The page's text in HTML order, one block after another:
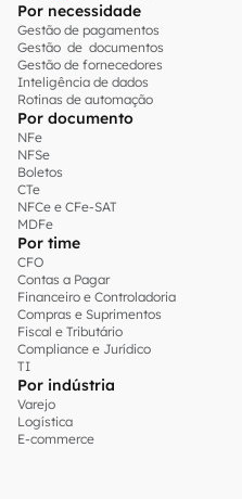
Por necessidade
Gestão de pagamentos
Gestão de documentos
Gestão de fornecedores
Inteligência de dados
Rotinas de automação
Por documento
NFe
NFSe
Boletos
CTe
NFCe e CFe-SAT
MDFe
Por time
CFO
Contas a Pagar
Financeiro e Controladoria
Compras e Suprimentos
Fiscal e Tributário
Compliance e Jurídico
TI
Por indústria
Varejo
Logística
E-commerce